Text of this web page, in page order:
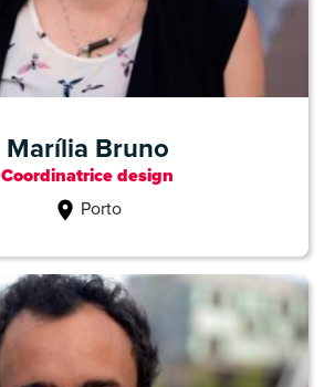
Marília Bruno
Coordinatrice design
Porto